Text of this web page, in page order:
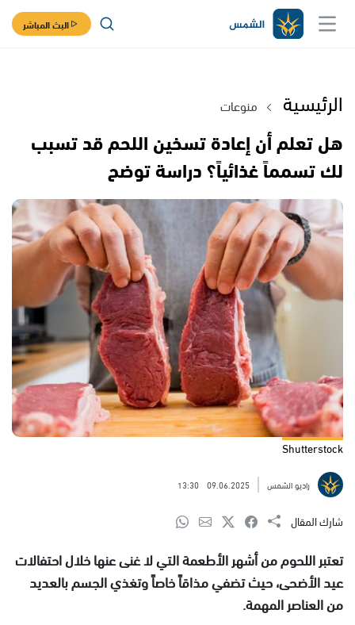
البث المباشر
الرئيسية منوعات
هل تعلم أن إعادة تسخين اللحم قد تسبب
لك تسمماً غذائياً؟ دراسة توضح
Shutterstock
راديو الشمس 09.06.2025
13:30
شارك المقال
تعتبر اللحوم من أشهر الأطعمة التي لا غنى عنها خلال احتفالات
عيد الأضحى، حيث تضفي مذاقاً خاصاً وتغذي الجسم بالعديد
من العناصر المهمة.